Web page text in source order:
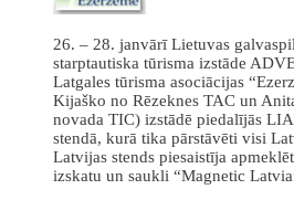
26. – 28. janvārī Lietuvas
starptautiska tūrisma izstāde
Latgales tūrisma asociācijas
Kijaško no Rēzeknes TAC un
novada TIC) izstādē piedalījās
stendā, kurā tika pārstāvēti visi
Latvijas stends piesaistīja
izskatu un saukli “Magnetic